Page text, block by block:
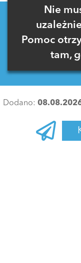
Nie
Pomoc
tam,
Dodano: